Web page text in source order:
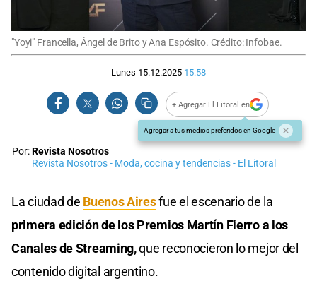
"Yoyi" Francella, Ángel de Brito y Ana Espósito. Crédito: Infobae.
Lunes 15.12.2025 15:58
+ Agregar El Litoral en
Agregar a tus medios preferidos en Google
Por:Revista Nosotros
Revista Nosotros - Moda, cocina y tendencias - El Litoral
La ciudad de Buenos Airesfue el escenario de la
primera edición de los Premios Martín Fierro a los
Canales deStreaming,que reconocieron lo mejor del
contenido digital argentino.